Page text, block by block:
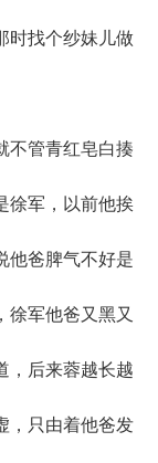
时找个纱妹儿做
管青红皂白揍
徐军，以前他挨
他爸脾气不好是
徐军他爸又黑又
，后来蓉越长越
，只由着他爸发